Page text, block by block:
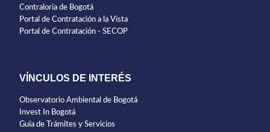
Contraloría de Bogotá
Portal de Contratación a la Vista
Portal de Contratación - SECOP
VÍNCULOS DE INTERÉS
Observatorio Ambiental de Bogotá
Invest In Bogotá
Guía de Trámites y Servicios